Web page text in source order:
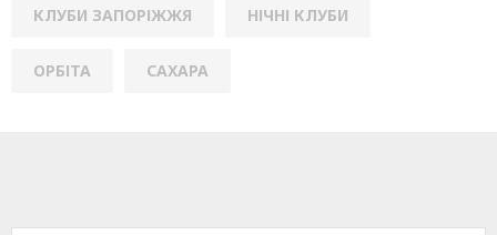
КЛУБИ ЗАПОРІЖЖЯ НІЧНІ КЛУБИ
ОРБІТА САХАРА